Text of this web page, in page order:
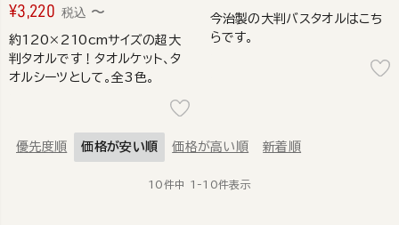
¥3,220 税込 〜
約120×210cmサイズの超大
判タオルです！タオルケット、タ
オルシーツとして。全3色。
今治製の大判バスタオルはこち
らです。
優先度順 価格が安い順 価格が高い順 新着順
10件中 1 -10件表示